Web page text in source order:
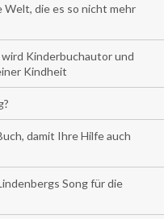
Welt, die es so nicht mehr
Kinderbuchautor und
Kindheit
damit Ihre Hilfe auch
Song für die